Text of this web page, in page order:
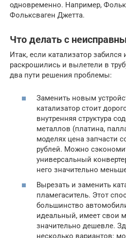
одновременно. Например,
Фольксваген Джетта.
Что делать с
Итак, если катализатор забился
раскрошились и вылетели в
два пути решения проблемы:
Заменить новым
катализатор стоит
внутренняя структура
металлов (платина,
моделях цена запчасти
рублей. Можно
универсальный
него значительно
Вырезать и заменить
пламегаситель. Этот
большинство
идеальный, имеет свои
значительно дешевле.
несколько вариантов: